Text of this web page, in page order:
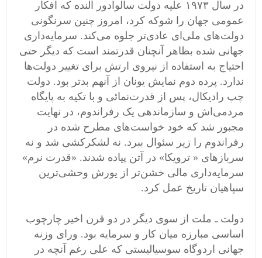
در سال ۱۹۷۳ علیه دولت سالوادور آلنده که افکار
عمومی‌ جهان را شوکه کرد، امروز چنین سرنگونی
دولت‌های ملی‌ای عادی‌تر جلوه می‌کند. سرمایه‌داری
جهانی شده بظاهر آنچنان قدرتمند است که دیگر حتی
احتیاج به استفاده از نیروی ارتش برای تغییر دولت‌ها
ندارد. پرده دوم نمایش یونان از آنهم بدتر بود. دولت
چپ رادیکال، پس از قدرت‌نمائی و با تکیه به پایگاه
مردمی‌اش و سازماندهی یک رفراندوم، در نهایت
مجبور شد که خود خواست‌های مطرح شده در
رفراندوم را زیر سئوال ببرد. نه لشکرکشی شد و نه
سربازهای « ترویکا» در آتن پیاده شدند. «قدرت نرم»
سرمایه‌داری مالی خشن‌تر از یورش وحشی‌ترین
سپاهیان تاریخ عمل کرد.
دولت ـ ملت از سوی دیگر در دو قرن اخیر چارچوب
اساسی مبارزه میان کار و سرمایه بود. ورای وزنه
جهانی اردوگاه سوسیالیستی که علی رغم آنچه در